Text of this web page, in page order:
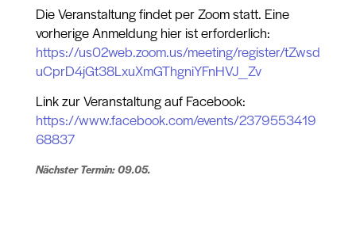
Die Veranstaltung findet per Zoom statt. Eine
vorherige Anmeldung hier ist erforderlich:
https://us02web.zoom.us/meeting/register/tZwsd
uCprD4jGt38LxuXmGThgniYFnHVJ_Zv
Link zur Veranstaltung auf Facebook:
https://www.facebook.com/events/2379553419
68837
Nächster Termin: 09.05.